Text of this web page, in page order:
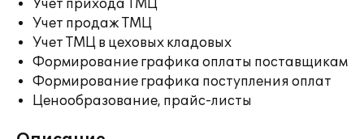
Учет прихода ТМЦ
Учет продаж ТМЦ
Учет ТМЦ в цеховых кладовых
Формирование графика оплаты поставщикам
Формирование графика поступления оплат
Ценообразование, прайс-листы